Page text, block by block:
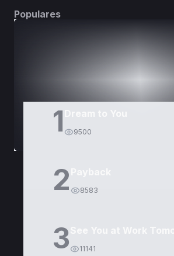
Populares
1 9500
2 8583
3 11141